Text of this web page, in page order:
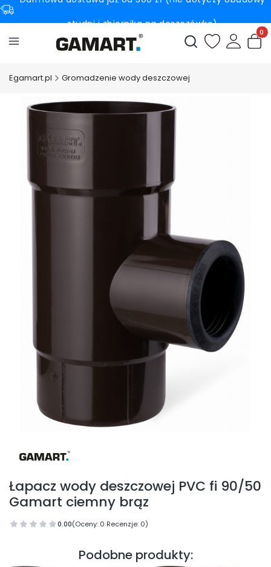
studni i zbiornika na deszczówkę)
Otwórz
Egamart.pl Gromadzenie wody deszczowej
Łapacz wody deszczowej PVC fi 90/50
Gamart ciemny brąz
0.00(Oceny: 0 Recenzje: 0)
Podobne produkty: